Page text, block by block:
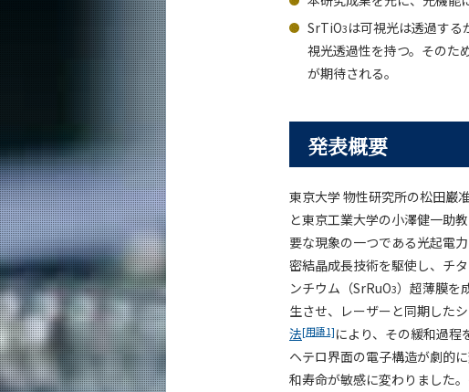
SrTiO3は可視光は透過する
視光透過性を持つ。そのた
が期待される。
発表概要
東京大学 物性研究所の松田巌
と東京工業大学の小澤健一助
要な現象の一つである光起電
密結晶成長技術を駆使し、チ
ンチウム（SrRuO3）超薄膜を
生させ、レーザーと同期した
法[用語1]により、その緩和過
ヘテロ界面の電子構造が劇的
和寿命が敏感に変わりました